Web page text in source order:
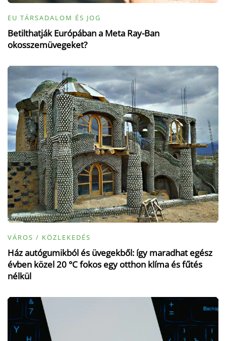
EU TÁRSADALOM ÉS JOG
Betilthatják Európában a Meta Ray-Ban
okosszemüvegeket?
VÁROS / KÖZLEKEDÉS
Ház autógumikból és üvegekből: így maradhat egész
évben közel 20 °C fokos egy otthon klíma és fűtés
nélkül